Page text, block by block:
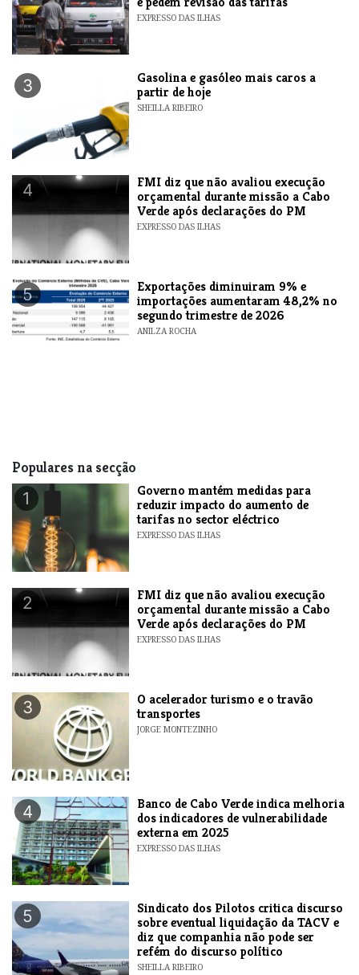
EXPRESSO DAS ILHAS
3
Gasolina e gasóleo mais caros a
partir de hoje
SHEILLA RIBEIRO
4
FMI diz que não avaliou execução
orçamental durante missão a Cabo
Verde após declarações do PM
EXPRESSO DAS ILHAS
5
Exportações diminuiram 9% e
importações aumentaram 48,2% no
segundo trimestre de 2026
ANILZA ROCHA
Populares na secção
1
Governo mantém medidas para
reduzir impacto do aumento de
tarifas no sector eléctrico
EXPRESSO DAS ILHAS
2
FMI diz que não avaliou execução
orçamental durante missão a Cabo
Verde após declarações do PM
EXPRESSO DAS ILHAS
3
O acelerador turismo e o travão
transportes
JORGE MONTEZINHO
4
Banco de Cabo Verde indica melhoria
dos indicadores de vulnerabilidade
externa em 2025
EXPRESSO DAS ILHAS
5
Sindicato dos Pilotos critica discurso
sobre eventual liquidação da TACV e
diz que companhia não pode ser
refém do discurso político
SHEILLA RIBEIRO